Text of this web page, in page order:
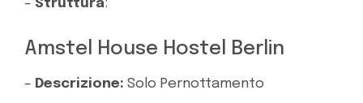
– Struttura:
Amstel House Hostel Berlin
– Descrizione: Solo Pernottamento